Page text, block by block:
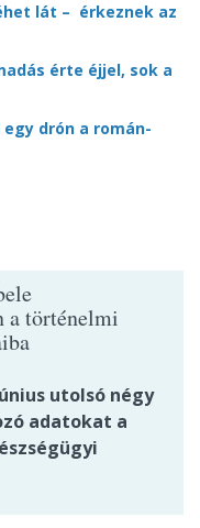
lát – érkeznek az
érte éjjel, sok a
drón a román-
a történelmi
utolsó négy
adatokat a